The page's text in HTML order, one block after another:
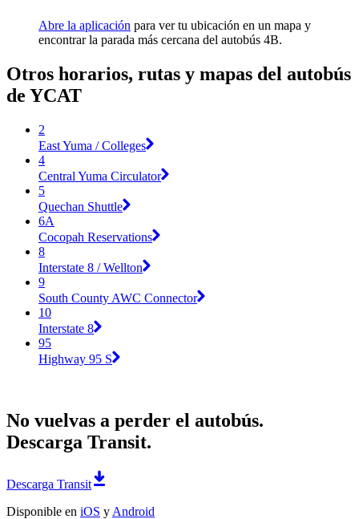
Abre la aplicación para ver tu ubicación en un mapa y
encontrar la parada más cercana del autobús 4B.
Otros horarios, rutas y mapas del autobús
de YCAT
2
East Yuma / Colleges
4
Central Yuma Circulator
5
Quechan Shuttle
6A
Cocopah Reservations
8
Interstate 8 / Wellton
9
South County AWC Connector
10
Interstate 8
95
Highway 95 S
No vuelvas a perder el autobús.
Descarga Transit.
Descarga Transit
Disponible en iOS y Android